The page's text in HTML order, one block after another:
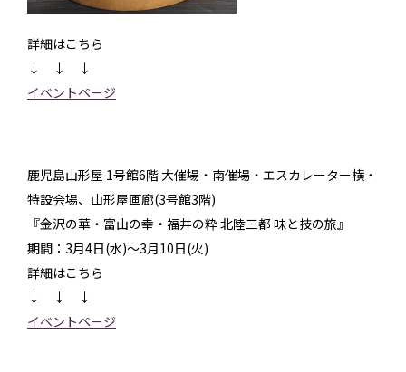
詳細はこちら
↓ ↓ ↓
イベントページ
鹿児島山形屋 1号館6階 大催場・南催場・エスカレーター横・
特設会場、山形屋画廊(3号館3階)
『金沢の華・富山の幸・福井の粋 北陸三都 味と技の旅』
期間：3月4日(水)～3月10日(火)
詳細はこちら
↓ ↓ ↓
イベントページ